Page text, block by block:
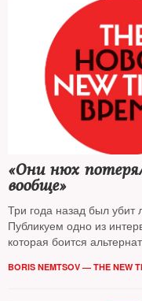
«Они нюх
вообще»
Три года назад был
Публикуем одно из
которая боится
BORIS NEMTSOV — THE NEW